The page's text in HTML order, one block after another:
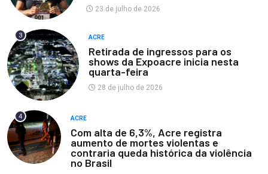
23 de julho de 2026
3 ACRE
Retirada de ingressos para os
shows da Expoacre inicia nesta
quarta-feira
28 de julho de 2026
4 ACRE
Com alta de 6,3%, Acre registra
aumento de mortes violentas e
contraria queda histórica da violência
no Brasil